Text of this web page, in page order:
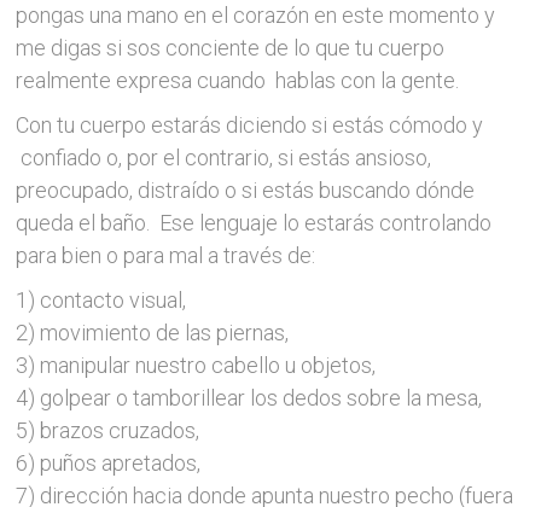
pongas una mano en el corazón en este momento y
me digas si sos conciente de lo que tu cuerpo
realmente expresa cuando hablas con la gente.
Con tu cuerpo estarás diciendo si estás cómodo y
confiado o, por el contrario, si estás ansioso,
preocupado, distraído o si estás buscando dónde
queda el baño. Ese lenguaje lo estarás controlando
para bien o para mal a través de:
1) contacto visual,
2) movimiento de las piernas,
3) manipular nuestro cabello u objetos,
4) golpear o tamborillear los dedos sobre la mesa,
5) brazos cruzados,
6) puños apretados,
7) dirección hacia donde apunta nuestro pecho (fuera